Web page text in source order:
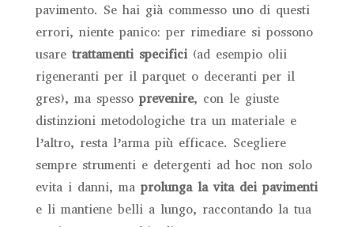
pavimento. Se hai già commesso uno di questi
errori, niente panico: per rimediare si possono
usare trattamenti specifici(ad esempio olii
rigeneranti per il parquet o deceranti per il
gres), ma spesso prevenire, con le giuste
distinzioni metodologiche tra un materiale e
l’altro, resta l’arma più efficace. Scegliere
sempre strumenti e detergenti ad hoc non solo
evita i danni, ma prolunga la vita dei pavimenti
e li mantiene belli a lungo, raccontando la tua